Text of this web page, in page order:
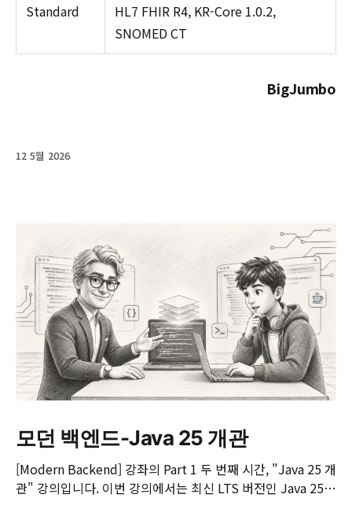
Standard
HL7 FHIR R4, KR-Core 1.0.2,
SNOMED CT
BigJumbo
12 5월 2026
모던 백엔드-Java 25 개관
[Modern Backend] 강좌의 Part 1 두 번째 시간, "Java 25 개
관" 강의입니다. 이번 강의에서는 최신 LTS 버전인 Java 25의